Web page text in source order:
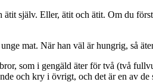
själv. Eller, ätit och ätit. Om du
mat. När han väl är hungrig, så
som i gengäld äter för två (två
och kry i övrigt, och det är en av